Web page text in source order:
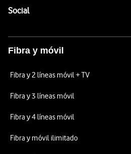
SocialEnlaces a las redes sociales
Fibra y móvil
Fibra y 2 líneas móvil + TV
Fibra y 3 líneas móvil
Fibra y 4 líneas móvil
Fibra y móvil ilimitado